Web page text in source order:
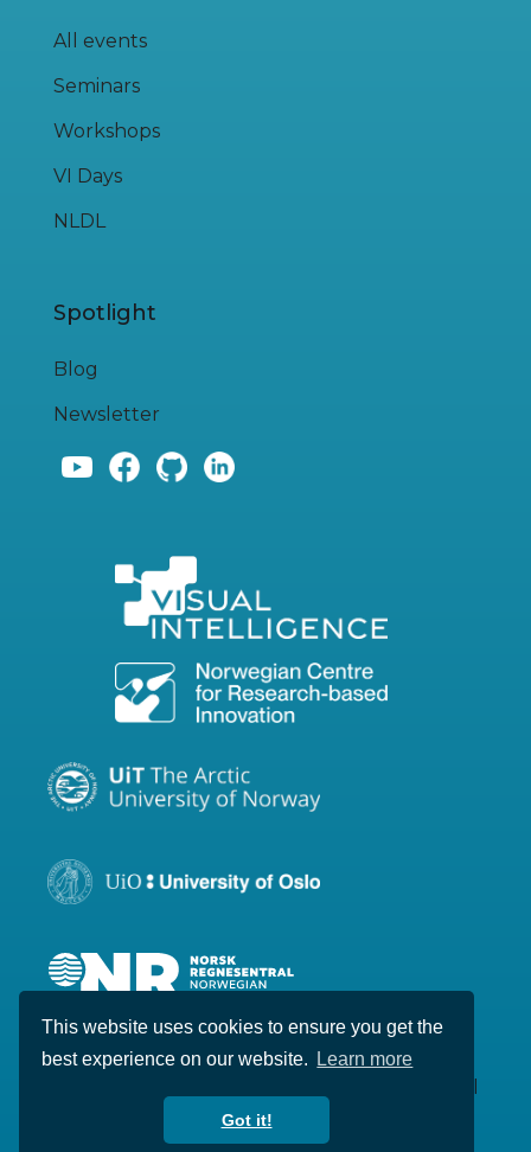
This website uses cookies to ensure you get the
best experience on our website.
Learn more
Got it!
All events
Seminars
Workshops
VI Days
NLDL
Spotlight
Blog
Newsletter